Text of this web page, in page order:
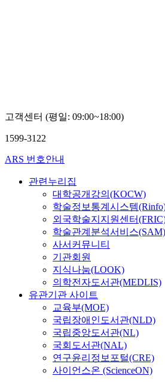
고객센터 (평일: 09:00~18:00)
1599-3122
ARS 번호안내
관련누리집
대학공개강의(KOCW)
학술정보통계시스템
외국학술지지원센터
학술관계분석서비스(SAM)
사서커뮤니티
기관회원
지식나눔(LOOK)
의학전자도서관(MEDLIS)
유관기관 사이트
교육부(MOE)
국립장애인도서관(NLD)
국립중앙도서관(NL)
국회도서관(NAL)
연구윤리정보포털(CRE)
사이언스온 (ScienceON)